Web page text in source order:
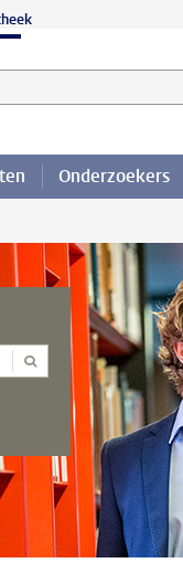
of persoon en
Onderzoekers